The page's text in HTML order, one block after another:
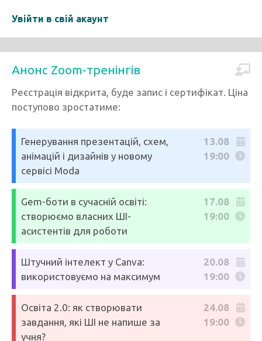
Увійти в свій акаунт
Анонс Zoom-тренінгів
Реєстрація відкрита, буде запис і сертифікат. Ціна
поступово зростатиме:
Генерування презентацій, схем,
анімацій і дизайнів у новому
сервісі Moda
13.08
19:00
Gem-боти в сучасній освіті:
створюємо власних ШІ-
асистентів для роботи
17.08
19:00
Штучний інтелект у Canva:
використовуємо на максимум
20.08
19:00
Освіта 2.0: як створювати
завдання, які ШІ не напише за
учня?
24.08
19:00